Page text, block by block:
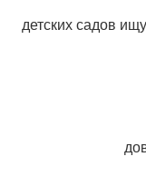
детских садов